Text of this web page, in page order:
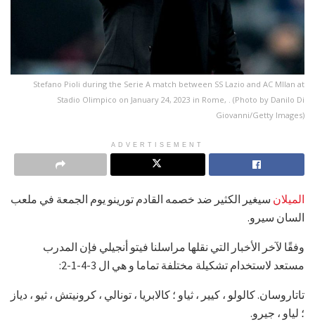
Stefano Pioli during the Serie A match between SS Lazio and AC MIlan at
Stadio Olimpico on January 24, 2023 in Rome, . (Photo by Danilo Di
Giovanni/Getty Images)
ADVERTISEMENT
الميلان سيغير الكثير ضد خصمه القادم تورينو يوم الجمعة في ملعب
السان سيرو.
وفقًا لآخر الأخبار التي نقلها مراسلنا فيتو أنجيلي فإن المدرب
مستعد لاستخدام تشكيلة مختلفة تماما و هي ال 3-4-1-2:
تاتاروسان. كالولو ، كيير ، ثياو ؛ كالابريا ، تونالي ، كرونيتش ، ثيو ، دياز
؛ لياو ، جيرو.